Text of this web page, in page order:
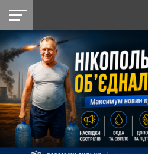
НІКОПОЛЬ
РАЙОН
СІЧЕСЛАВСЬКА
УКРАЇНА
РЕТРО
НІКОПОЛЬ
ЛАЙТ
УКРАЇНА
ДОПОМОГА
РАДІО